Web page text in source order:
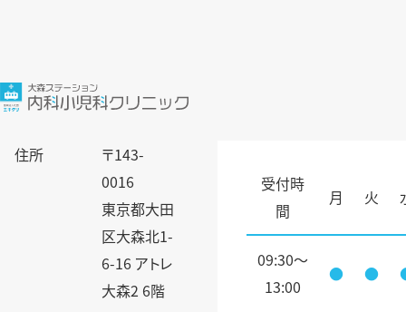
住所
〒143-
0016
東京都大田
区大森北1-
6-16 アトレ
大森2 6階
受付時
間
月 火
09:30～
13:00
● ●